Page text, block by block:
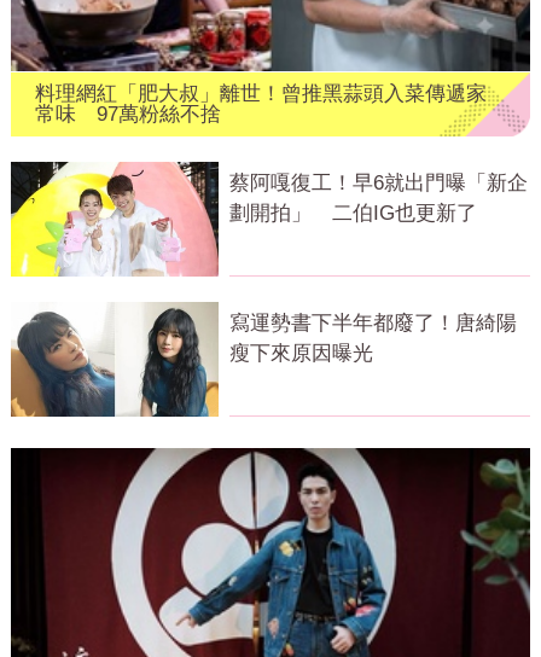
料理網紅「肥大叔」離世！曾推黑蒜頭入菜傳遞家
常味 97萬粉絲不捨
蔡阿嘎復工！早6就出門曝「新企
劃開拍」 二伯IG也更新了
寫運勢書下半年都廢了！唐綺陽
瘦下來原因曝光